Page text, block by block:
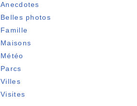
Anecdotes
Belles photos
Famille
Maisons
Météo
Parcs
Villes
Visites